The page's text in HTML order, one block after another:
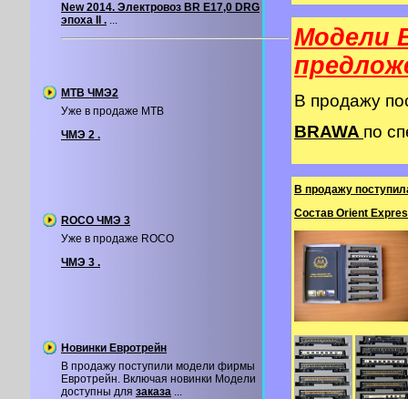
New 2014. Электровоз BR E17,0 DRG
эпоха II . ...
MTB ЧМЭ2
Уже в продаже MTB
ЧМЭ 2 .
ROCO ЧМЭ 3
Уже в продаже ROCO
ЧМЭ 3 .
Новинки Евротрейн
В продажу поступили модели фирмы
Евротрейн. Включая новинки Модели
доступны для заказа ...
Модели
В продажу
BRAWA по
В продажу
Состав Orient